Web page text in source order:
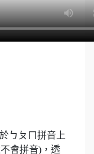
ㄅㄆㄇ拼音上
會拼音)，透